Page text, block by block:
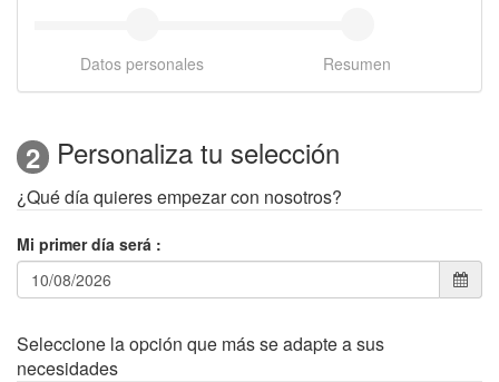
Datos personales Resumen
2 Personaliza tu selección
¿Qué día quieres empezar con nosotros?
Mi primer día será :
Seleccione la opción que más se adapte a sus
necesidades